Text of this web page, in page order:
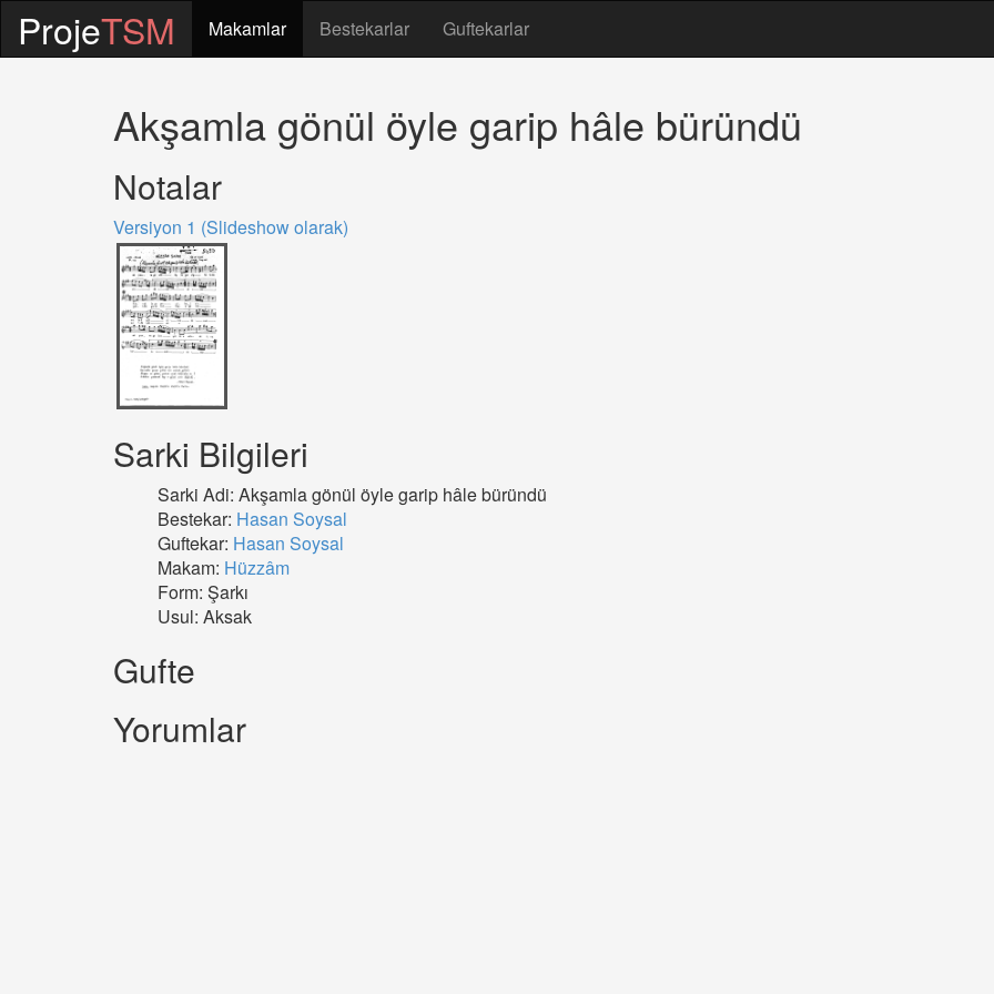
ProjeTSM Makamlar Bestekarlar Guftekarlar
Akşamla gönül öyle garip hâle büründü
Notalar
Versiyon 1 (Slideshow olarak)
Sarki Bilgileri
Sarki Adi: Akşamla gönül öyle garip hâle büründü
Bestekar: Hasan Soysal
Guftekar: Hasan Soysal
Makam: Hüzzâm
Form: Şarkı
Usul: Aksak
Gufte
Yorumlar